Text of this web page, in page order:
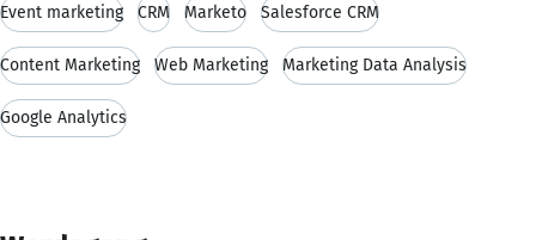
Event marketing CRM Marketo Salesforce CRM
Content Marketing Web Marketing Marketing Data Analysis
Google Analytics